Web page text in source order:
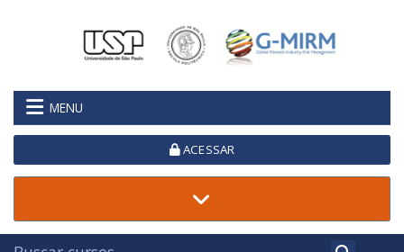
MENU
ACESSAR